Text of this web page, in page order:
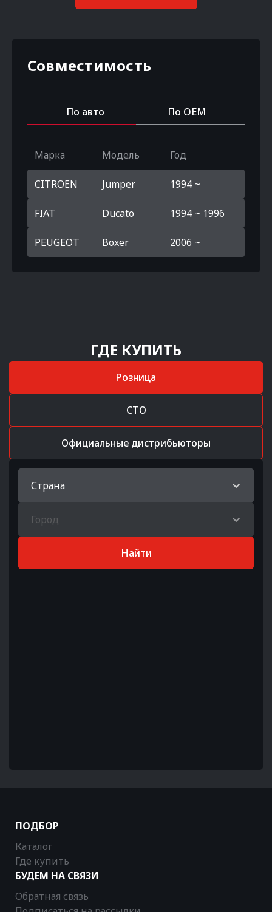
Совместимость
По авто По OEM
Марка Модель Год
CITROEN Jumper 1994 ~
FIAT Ducato 1994 ~ 1996
PEUGEOT Boxer 2006 ~
ГДЕ КУПИТЬ
Розница
СТО
Официальные дистрибьюторы
Страна
Город
Найти
ПОДБОР
Каталог
Где купить
БУДЕМ НА СВЯЗИ
Обратная связь